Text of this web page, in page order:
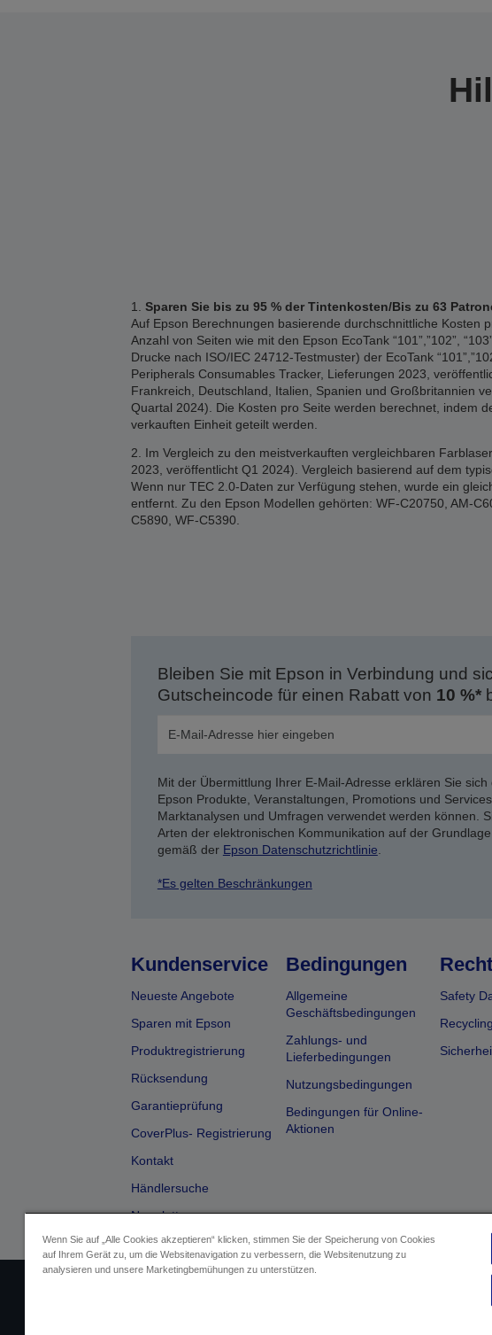
1. Sparen Sie bis zu 95 % der Tintenkosten/Bis zu 63
Auf Epson Berechnungen basierende durchschnittliche Kosten
Anzahl von Seiten wie mit den Epson EcoTank “101”,”102”,
Drucke nach ISO/IEC 24712-Testmuster) der EcoTank
Peripherals Consumables Tracker, Lieferungen 2023,
Frankreich, Deutschland, Italien, Spanien und Großbritannien
Quartal 2024). Die Kosten pro Seite werden berechnet, indem
verkauften Einheit geteilt werden.
2. Im Vergleich zu den meistverkauften vergleichbaren
2023, veröffentlicht Q1 2024). Vergleich basierend auf dem
Wenn nur TEC 2.0-Daten zur Verfügung stehen, wurde ein
entfernt. Zu den Epson Modellen gehörten: WF-C20750, AM-
C5890, WF-C5390.
Bleiben Sie mit Epson in Verbindung und
Gutscheincode für einen Rabatt von 10 %*
Mit der Übermittlung Ihrer E-Mail-Adresse erklären Sie
Epson Produkte, Veranstaltungen, Promotions und
Marktanalysen und Umfragen verwendet werden können.
Arten der elektronischen Kommunikation auf der
gemäß der Epson Datenschutzrichtlinie
*Es gelten Beschränkungen
Kundenservice
Neueste Angebote
Sparen mit Epson
Produktregistrierung
Rücksendung
Garantieprüfung
CoverPlus- Registrierung
Kontakt
Händlersuche
Newsletter
Bedingungen
Allgemeine
Geschäftsbedingungen
Zahlungs- und
Lieferbedingungen
Nutzungsbedingungen
Bedingungen für Online-
Aktionen
Safety
Wenn Sie auf „Alle Cookies akzeptieren“ klicken, stimmen Sie der Speicherung von Cookies
auf Ihrem Gerät zu, um die Websitenavigation zu verbessern, die Websitenutzung zu
analysieren und unsere Marketingbemühungen zu unterstützen.